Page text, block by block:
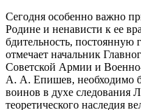
Сегодня особенно важно
Родине и ненависти к ее
бдительность, постоянную
отмечает начальник
Советской Армии и
А. А. Епишев, необходимо
воинов в духе следования
теоретического наследия